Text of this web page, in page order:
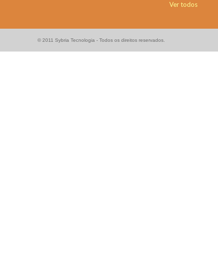
Ver todos
© 2011 Sybria Tecnologia - Todos os direitos reservados.